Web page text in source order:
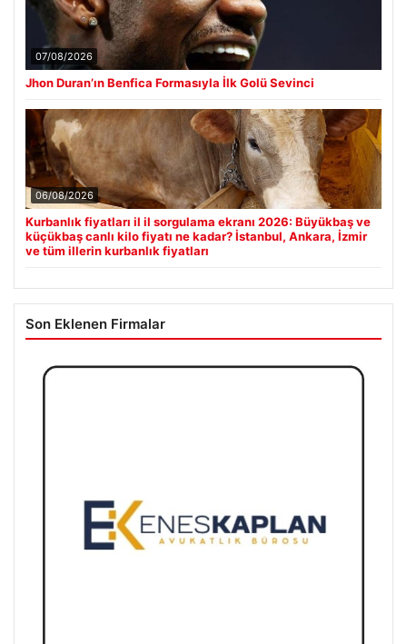
07/08/2026
Jhon Duran’ın Benfica Formasıyla İlk Golü Sevinci
06/08/2026
Kurbanlık fiyatları il il sorgulama ekranı 2026: Büyükbaş ve
küçükbaş canlı kilo fiyatı ne kadar? İstanbul, Ankara, İzmir
ve tüm illerin kurbanlık fiyatları
Son Eklenen Firmalar